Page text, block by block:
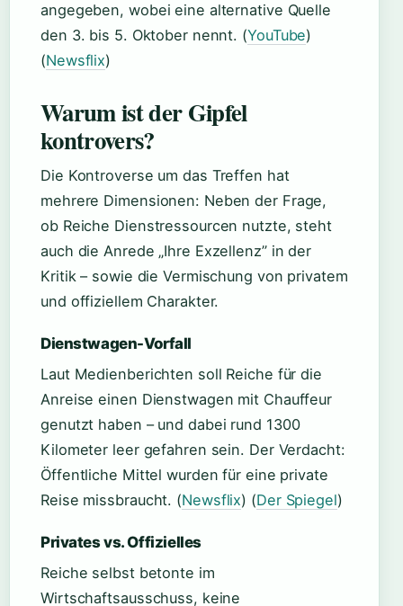
angegeben, wobei eine alternative Quelle
den 3. bis 5. Oktober nennt. (YouTube)
(Newsflix)
Warum ist der Gipfel
kontrovers?
Die Kontroverse um das Treffen hat
mehrere Dimensionen: Neben der Frage,
ob Reiche Dienstressourcen nutzte, steht
auch die Anrede „Ihre Exzellenz” in der
Kritik – sowie die Vermischung von privatem
und offiziellem Charakter.
Dienstwagen-Vorfall
Laut Medienberichten soll Reiche für die
Anreise einen Dienstwagen mit Chauffeur
genutzt haben – und dabei rund 1300
Kilometer leer gefahren sein. Der Verdacht:
Öffentliche Mittel wurden für eine private
Reise missbraucht. (Newsflix) (Der Spiegel)
Privates vs. Offizielles
Reiche selbst betonte im
Wirtschaftsausschuss, keine